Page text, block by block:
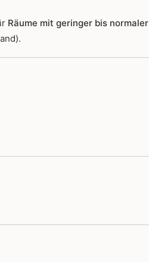
Räume mit geringer bis normaler